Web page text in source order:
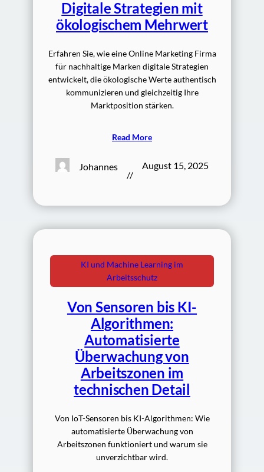
Digitale Strategien mit
ökologischem Mehrwert
Erfahren Sie, wie eine Online Marketing Firma
für nachhaltige Marken digitale Strategien
entwickelt, die ökologische Werte authentisch
kommunizieren und gleichzeitig Ihre
Marktposition stärken.
Read More
Johannes
//
August 15, 2025
KI und Machine Learning im
Arbeitsschutz
Von Sensoren bis KI-
Algorithmen:
Automatisierte
Überwachung von
Arbeitszonen im
technischen Detail
Von IoT-Sensoren bis KI-Algorithmen: Wie
automatisierte Überwachung von
Arbeitszonen funktioniert und warum sie
unverzichtbar wird.